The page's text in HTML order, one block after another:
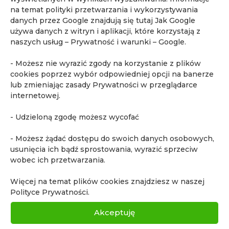
na temat polityki przetwarzania i wykorzystywania
danych przez Google znajdują się tutaj Jak Google
używa danych z witryn i aplikacji, które korzystają z
naszych usług – Prywatność i warunki – Google.
- Możesz nie wyrazić zgody na korzystanie z plików
cookies poprzez wybór odpowiedniej opcji na banerze
lub zmieniając zasady Prywatności w przeglądarce
internetowej.
- Udzieloną zgodę możesz wycofać
- Możesz żądać dostępu do swoich danych osobowych,
usunięcia ich bądź sprostowania, wyrazić sprzeciw
wobec ich przetwarzania.
Więcej na temat plików cookies znajdziesz w naszej
Polityce Prywatności.
Akceptuję
69. edycja kursu „Podstawy rezonansu
magnetycznego i mpMRI gruczołu krokowego
dla klinicystów”
68. edycja kursu „Podstawy rezonansu
magnetycznego i mpMRI gruczołu krokowego
dla klinicystów”
67. edycja kursu „Podstawy rezonansu
magnetycznego i mpMRI gruczołu krokowego
Tagi
Akademia Quadia biopsja fuzyjna biopsja in-bore
choroba Ormonda diagnostyka obrazowa
kontrast w rezonansie kurs dla urologów